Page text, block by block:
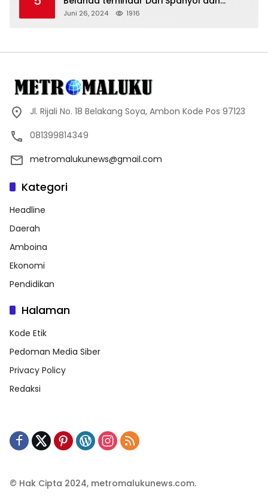
Ingriss, Prancis Bertemu Belgia
Juni 26, 2024 1916
Jl. Rijali No. 18 Belakang Soya, Ambon Kode Pos 97123
081399814349
metromalukunews@gmail.com
Kategori
Headline
Daerah
Amboina
Ekonomi
Pendidikan
Halaman
Kode Etik
Pedoman Media Siber
Privacy Policy
Redaksi
© Hak Cipta 2024, metromalukunews.com.